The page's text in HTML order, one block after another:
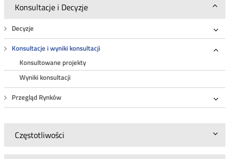
Konsultacje i Decyzje
Decyzje
Konsultacje i wyniki konsultacji
Konsultowane projekty
Wyniki konsultacji
Przegląd Rynków
Częstotliwości